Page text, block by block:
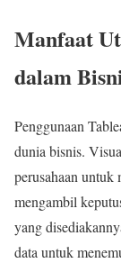
Manfaat
dalam
Penggunaan
dunia bisnis.
perusahaan untuk
mengambil
yang
data untuk